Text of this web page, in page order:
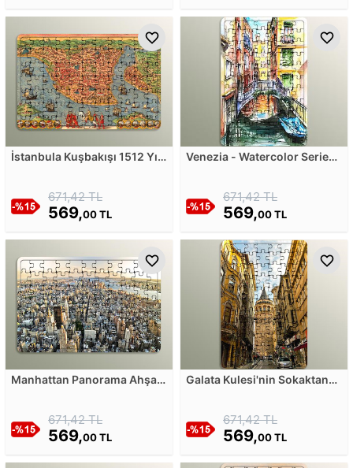
İstanbula Kuşbakışı 1512 Yılı
671,42 TL
569,00 TL
Venezia - Watercolor Series I
671,42 TL
569,00 TL
Manhattan Panorama Ahşap
671,42 TL
569,00 TL
Galata Kulesi'nin Sokaktan
671,42 TL
569,00 TL